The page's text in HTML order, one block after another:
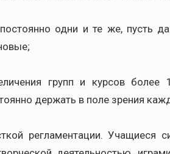
одни и те же, пусть
групп и курсов
держать в поле зрения
регламентации. Учащиеся